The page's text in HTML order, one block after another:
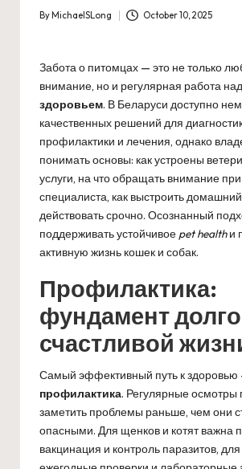
Posted
By MichaelSLong October 10, 2025
Забота о питомцах — это не только
внимание, но и регулярная работа
здоровьем. В Беларуси доступно
качественных решений для
профилактики и лечения, однако
понимать основы: как устроены
услуги, на что обращать внимание
специалиста, как выстроить домашний
действовать срочно. Осознанный
поддерживать устойчивое pet healthи
активную жизнь кошек и собак.
Профилактика:
фундамент
счастливой
Самый эффективный путь к здоровью
профилактика. Регулярные осмотры
заметить проблемы раньше, чем они
опасными. Для щенков и котят важна
вакцинация и контроль паразитов,